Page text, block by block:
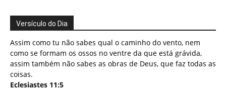
Versículo do Dia
Assim como tu não sabes qual o caminho do vento, nem
como se formam os ossos no ventre da que está grávida,
assim também não sabes as obras de Deus, que faz todas as
coisas.
Eclesiastes 11:5